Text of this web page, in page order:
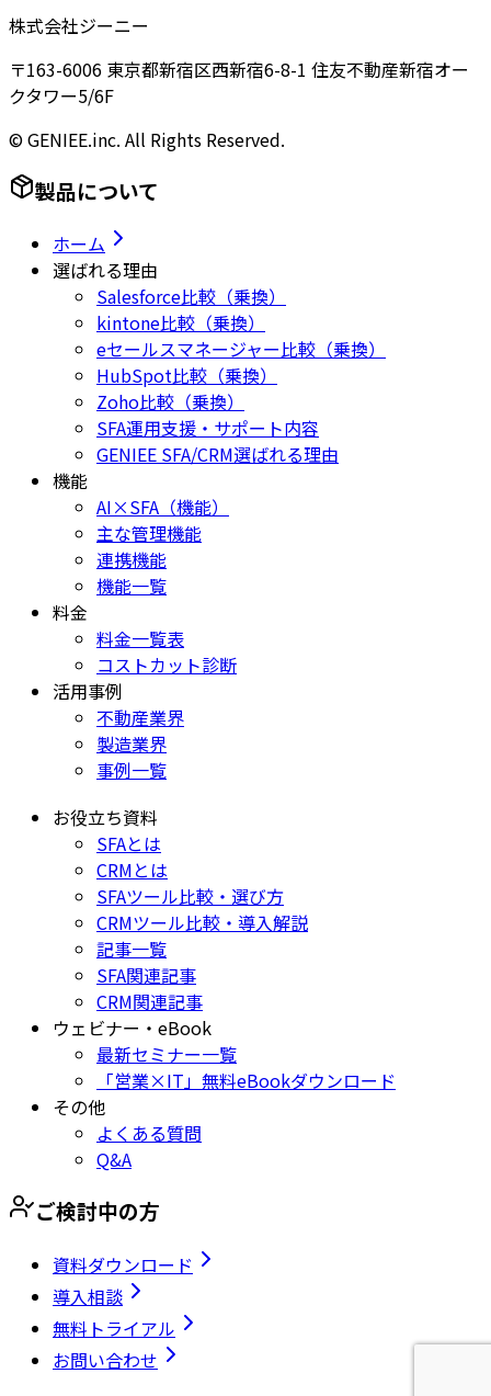
株式会社ジーニー
〒163-6006 東京都新宿区西新宿6-8-1 住友不動産新宿オー
クタワー5/6F
© GENIEE.inc. All Rights Reserved.
製品について
ホーム
選ばれる理由
Salesforce比較（乗換）
kintone比較（乗換）
eセールスマネージャー比較（乗換）
HubSpot比較（乗換）
Zoho比較（乗換）
SFA運用支援・サポート内容
GENIEE SFA/CRM選ばれる理由
機能
AI×SFA（機能）
主な管理機能
連携機能
機能一覧
料金
料金一覧表
コストカット診断
活用事例
不動産業界
製造業界
事例一覧
お役立ち資料
SFAとは
CRMとは
SFAツール比較・選び方
CRMツール比較・導入解説
記事一覧
SFA関連記事
CRM関連記事
ウェビナー・eBook
最新セミナー一覧
「営業×IT」無料eBookダウンロード
その他
よくある質問
Q&A
ご検討中の方
資料ダウンロード
導入相談
無料トライアル
お問い合わせ